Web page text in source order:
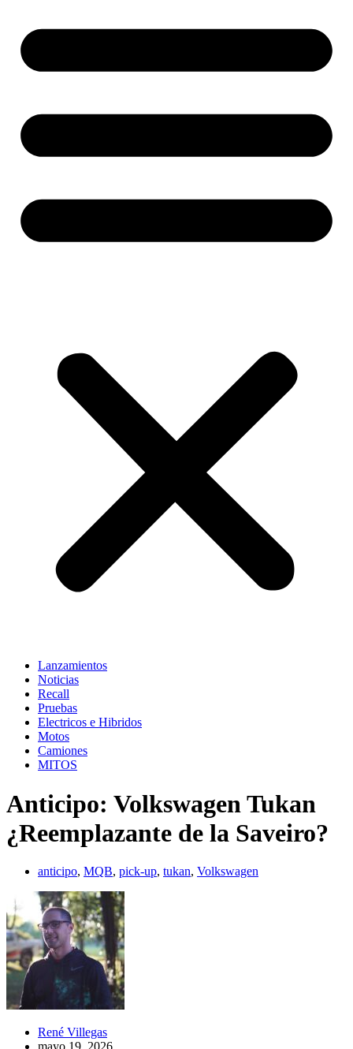
Lanzamientos
Noticias
Recall
Pruebas
Electricos e Hibridos
Motos
Camiones
MITOS
Anticipo: Volkswagen Tukan
¿Reemplazante de la Saveiro?
anticipo, MQB, pick-up, tukan, Volkswagen
René Villegas